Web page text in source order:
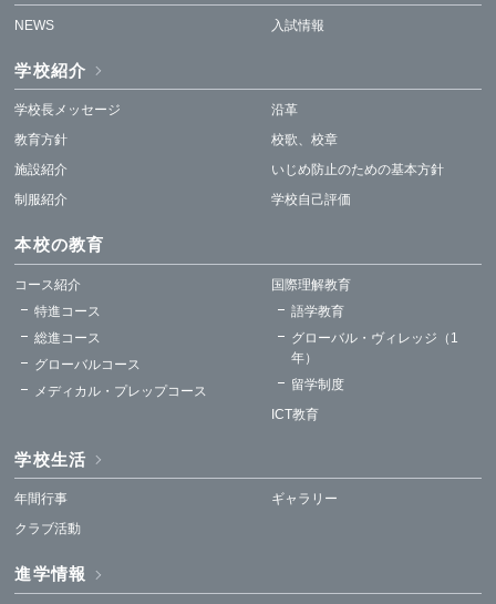
NEWS 入試情報
学校紹介
学校長メッセージ
教育方針
施設紹介
制服紹介
沿革
校歌、校章
いじめ防止のための基本方針
学校自己評価
本校の教育
コース紹介
特進コース
総進コース
グローバルコース
メディカル・プレップコース
国際理解教育
語学教育
グローバル・ヴィレッジ（1
年）
留学制度
ICT教育
学校生活
年間行事
クラブ活動
ギャラリー
進学情報